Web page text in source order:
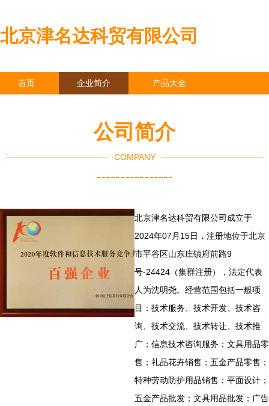
北京津名达科贸有限公司
首页 企业简介 产品大全
公司简介
COMPANY
----------------
北京津名达科贸有限公司成立于
2024年07月15日，注册地位于北京
市平谷区山东庄镇府前路9
号-24424（集群注册），法定代表
人为沈明尧。经营范围包括一般项
目：技术服务、技术开发、技术咨
询、技术交流、技术转让、技术推
广；信息技术咨询服务；文具用品零
售；礼品花卉销售；五金产品零售；
特种劳动防护用品销售；平面设计；
五金产品批发；文具用品批发；广告